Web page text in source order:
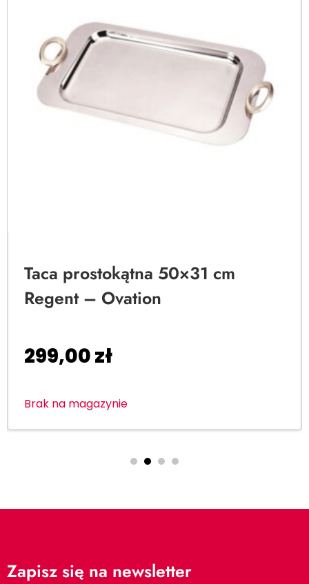
Taca prostokątna 50×31 cm
Regent – Ovation
299,00zł
Brak na magazynie
Zapisz się na newsletter